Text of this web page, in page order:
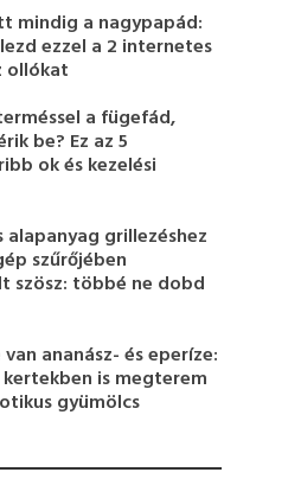
mindig a nagypapád:
ezzel a 2 internetes
ollókat
a fügefád,
be? Ez az 5
ok és kezelési
alapanyag grillezéshez
szűrőjében
szösz: többé ne dobd
van ananász- és eperíze:
is megterem
gyümölcs